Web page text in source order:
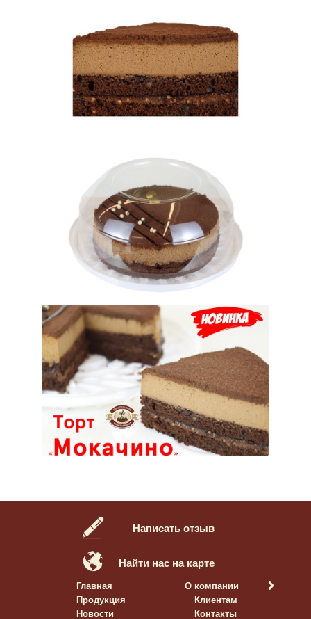
Написать отзыв
Найти нас на карте
Главная
О компании
Продукция
Клиентам
Новости
Контакты